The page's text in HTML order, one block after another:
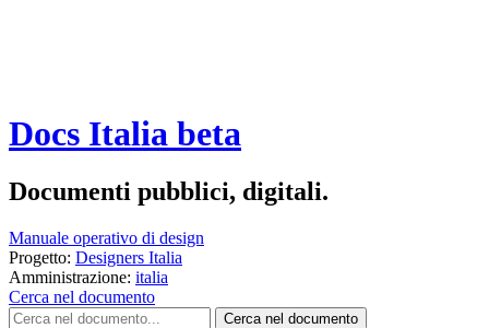
Docs Italia beta
Documenti pubblici, digitali.
Manuale operativo di design
Progetto: Designers Italia
Amministrazione: italia
Cerca nel documento
Cerca nel documento